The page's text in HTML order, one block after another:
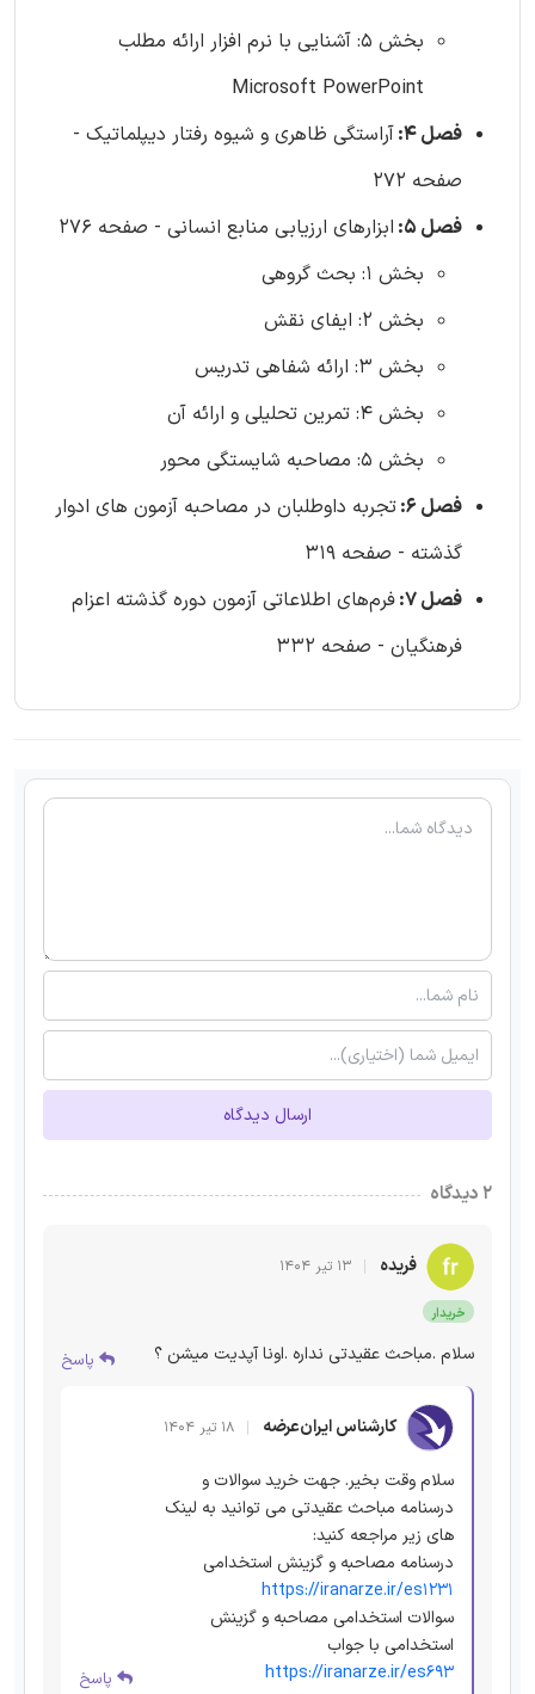
بخش 5: آشنایی با نرم افزار ارائه مطلب
Microsoft PowerPoint
فصل 4:
آراستگی ظاهری و شیوه رفتار دیپلماتیک -
صفحه 272
فصل 5:
ابزارهای ارزیابی منابع انسانی - صفحه 276
بخش 1: بحث گروهی
بخش 2: ایفای نقش
بخش 3: ارائه شفاهی تدریس
بخش 4: تمرین تحلیلی و ارائه آن
بخش 5: مصاحبه شایستگی محور
فصل 6:
تجربه داوطلبان در مصاحبه آزمون های ادوار
گذشته - صفحه 319
فصل 7:
فرم‌های اطلاعاتی آزمون دوره گذشته اعزام
فرهنگیان - صفحه 332
ارسال دیدگاه
۲ دیدگاه
فریده ۱۳ تیر ۱۴۰۴
خریدار
سلام .‌مباحث عقیدتی نداره .اونا آپدیت میشن ؟ پاسخ
کارشناس ایران‌عرضه ۱۸ تیر ۱۴۰۴
سلام وقت بخیر. جهت خرید سوالات و
درسنامه مباحث عقیدتی می توانید به لینک
های زیر مراجعه کنید:
درسنامه مصاحبه و گزینش استخدامی
https://iranarze.ir/es1231
سوالات استخدامی مصاحبه و گزینش
استخدامی با جواب
https://iranarze.ir/es693
پاسخ